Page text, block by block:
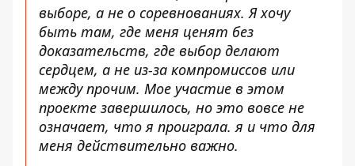
выборе, а не о соревнованиях. Я хочу
быть там, где меня ценят без
доказательств, где выбор делают
сердцем, а не из-за компромиссов или
между прочим. Мое участие в этом
проекте завершилось, но это вовсе не
означает, что я проиграла. я и что для
меня действительно важно.